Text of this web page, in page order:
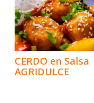
CERDO en Salsa
AGRIDULCE